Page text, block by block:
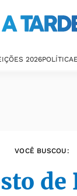
2026POLÍTICA
VOCÊ BUSCOU:
de